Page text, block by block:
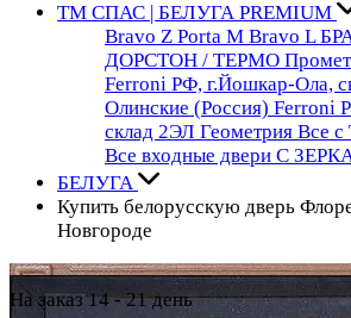
ТМ СПАС | БЕЛУГА PREMIUM
Bravo Z Porta М Bravo L
ДОРСТОН / ТЕРМО
Ferroni РФ, г.Йошкар-Ола,
Олинские (Россия) Ferroni
склад 2ЭЛ Геометрия Все
Все входные двери С
БЕЛУГА
Купить белорусскую дверь
Новгороде
На заказ 14 - 21 день